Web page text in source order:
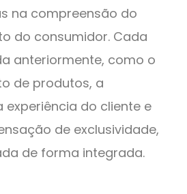
na compreensão do
do consumidor. Cada
anteriormente, como o
de produtos, a
do cliente e
de exclusividade,
de forma integrada.